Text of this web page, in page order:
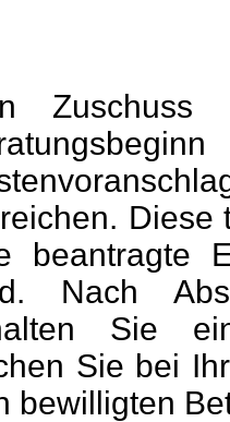
Diese
beantragte
Nach
Sie
Sie bei
bewilligten